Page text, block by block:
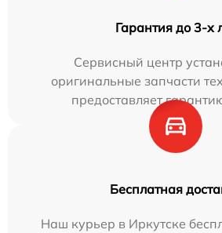
Гарантия до 3-х
Сервисный центр
оригинальные запчасти
предоставляет
Бесплатная
Наш курьер в Иркутске